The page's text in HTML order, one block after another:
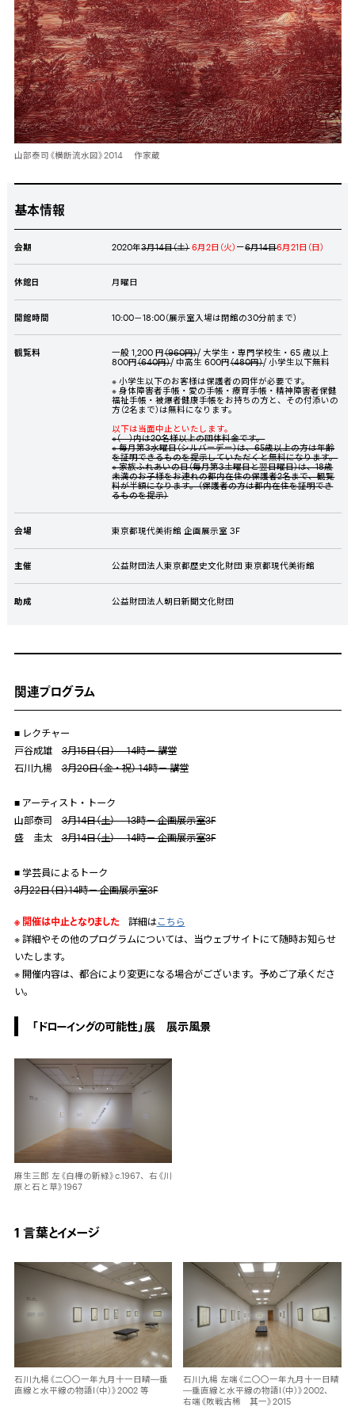
山部泰司《横断流水図》2014 作家蔵
基本情報
会期 2020年3月14日（土） 6月2日（火） ー6月14日6月21日（日）
休館日 月曜日
開館時間 10:00－18:00（展示室入場は閉館の30分前まで）
観覧料 一般 1,200 円（960円）/ 大学生・専門学校生・65 歳以上
800円（640円）/ 中高生 600円（480円）/ 小学生以下無料
※ 小学生以下のお客様は保護者の同伴が必要です。
※ 身体障害者手帳・愛の手帳・療育手帳・精神障害者保健
福祉手帳・被爆者健康手帳をお持ちの方と、その付添いの
方（2名まで）は無料になります。
以下は当面中止といたします。
※（ ）内は20名様以上の団体料金です。
※ 毎月第3水曜日（シルバーデー）は、65歳以上の方は年齢
を証明できるものを提示していただくと無料になります。
※ 家族ふれあいの日（毎月第3土曜日と翌日曜日）は、18歳
未満のお子様をお連れの都内在住の保護者2名まで、観覧
料が半額になります。（保護者の方は都内在住を証明でき
るものを提示）
会場 東京都現代美術館 企画展示室 3F
主催 公益財団法人東京都歴史文化財団 東京都現代美術館
助成 公益財団法人朝日新聞文化財団
関連プログラム
■ レクチャー
戸谷成雄3月15日（日） 14時－ 講堂
石川九楊3月20日（金・祝） 14時－ 講堂
■ アーティスト・トーク
山部泰司3月14日（土） 13時－ 企画展示室3F
盛 圭太3月14日（土） 14時－ 企画展示室3F
■ 学芸員によるトーク
3月22日（日）14時－ 企画展示室3F
※ 開催は中止となりました詳細は こちら
※ 詳細やその他のプログラムについては、当ウェブサイトにて随時お知らせ
いたします。
※ 開催内容は、都合により変更になる場合がございます。予めご了承くださ
い。
「ドローイングの可能性」展 展示風景
麻生三郎 左《白樺の新緑》c.1967、右《川
原と石と草》1967
1 言葉とイメージ
石川九楊《二〇〇一年九月十一日晴―垂
直線と水平線の物語Ⅰ（中）》2002 等
石川九楊 左端《二〇〇一年九月十一日晴
―垂直線と水平線の物語Ⅰ（中）》2002、
右端《敗戦古稀 其一》2015